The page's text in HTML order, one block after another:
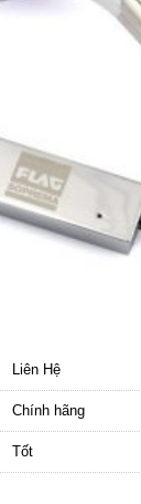
Liên Hệ
Chính hãng
Tốt